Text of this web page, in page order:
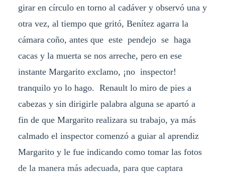
girar en círculo en torno al cadáver y observó una y
otra vez, al tiempo que gritó, Benítez agarra la
cámara coño, antes que este pendejo se haga
cacas y la muerta se nos arreche, pero en ese
instante Margarito exclamo, ¡no inspector!
tranquilo yo lo hago. Renault lo miro de pies a
cabezas y sin dirigirle palabra alguna se apartó a
fin de que Margarito realizara su trabajo, ya más
calmado el inspector comenzó a guiar al aprendiz
Margarito y le fue indicando como tomar las fotos
de la manera más adecuada, para que captara